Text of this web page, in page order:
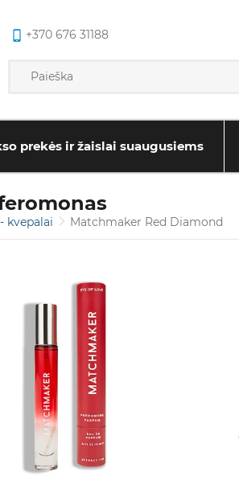
+370 676 31188
prekės ir žaislai suaugusiems
kvepalai Matchmaker Red Diamond